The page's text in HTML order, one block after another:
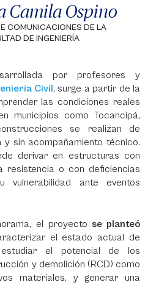
Camila Ospino
COMUNICACIONES DE LA
DE INGENIERÍA
por profesores y
Civil, surge a partir de la
las condiciones reales
municipios como Tocancipá,
se realizan de
y sin acompañamiento técnico.
derivar en estructuras con
resistencia o con deficiencias
vulnerabilidad ante eventos
el proyecto se planteó
el estado actual de
estudiar el potencial de los
y demolición (RCD) como
materiales, y generar una